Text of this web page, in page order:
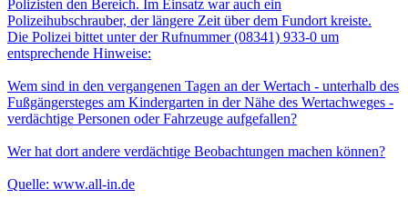
Polizisten den Bereich. Im Einsatz war auch ein
Polizeihubschrauber, der längere Zeit über dem Fundort kreiste.
Die Polizei bittet unter der Rufnummer (08341) 933-0 um
entsprechende Hinweise:
Wem sind in den vergangenen Tagen an der Wertach - unterhalb des
Fußgängersteges am Kindergarten in der Nähe des Wertachweges -
verdächtige Personen oder Fahrzeuge aufgefallen?
Wer hat dort andere verdächtige Beobachtungen machen können?
Quelle: www.all-in.de